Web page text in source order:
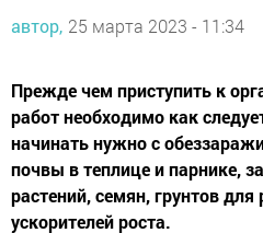
автор, 25 марта 2023 - 11:34
Прежде чем приступить к
работ необходимо как
начинать нужно с
почвы в теплице и парнике,
растений, семян, грунтов
ускорителей роста.